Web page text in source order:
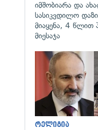
იმშობიარა და
სასიკვდილო
მიაყენა, 4 წლით
მიესაჯა
რელიგია